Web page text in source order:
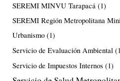
SEREMI MINVU Tarapacá (1)
SEREMI Región Metropolitana
Urbanismo (1)
Servicio de Evaluación Ambiental
Servicio de Impuestos Internos (1)